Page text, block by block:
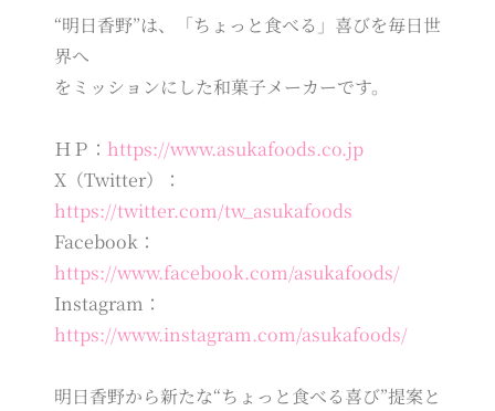
“明日香野”は、「ちょっと食べる」喜びを毎日世
界へ
をミッションにした和菓子メーカーです。
ＨＰ： https://www.asukafoods.co.jp
X（Twitter）：
https://twitter.com/tw_asukafoods
Facebook：
https://www.facebook.com/asukafoods/
Instagram：
https://www.instagram.com/asukafoods/
明日香野から新たな“ちょっと食べる喜び”提案と